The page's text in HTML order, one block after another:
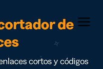
Menu
de
cortos y códigos